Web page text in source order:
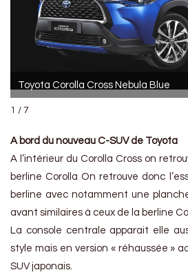
Toyota Corolla Cross Nebula Blue
1 / 7
A bord du nouveau C-SUV de Toyota
A l’intérieur du Corolla Cross on
berline Corolla On retrouve donc
berline avec notamment une
avant similaires à ceux de la berline
La console centrale apparait elle
style mais en version « réhaussée »
SUV japonais.